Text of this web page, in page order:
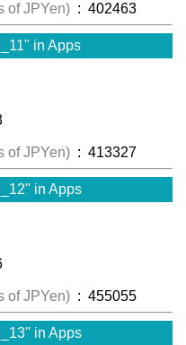
of JPYen) : 402463
in Apps
of JPYen) : 413327
in Apps
of JPYen) : 455055
in Apps